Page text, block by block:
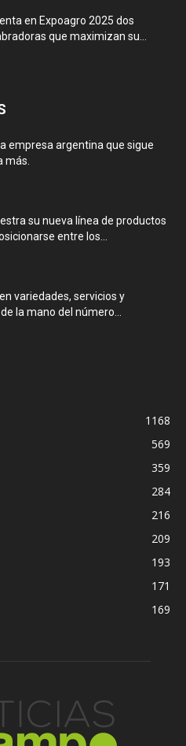
en Expoagro 2025 dos
que maximizan su...
empresa argentina que sigue
más.
su nueva línea de productos
entre los...
variedades, servicios y
la mano del número...
1168
569
359
284
216
209
193
171
169